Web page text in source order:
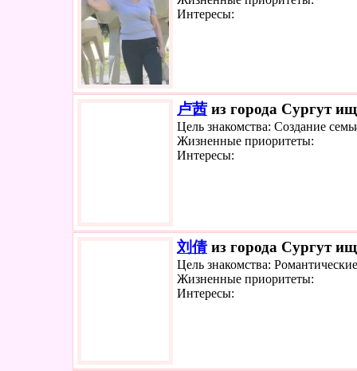
Интересы:
卢茜 из города Сургут
Цель знакомства: Создание
Жизненные приоритеты:
Интересы:
刘倩из города Сургут
Цель знакомства:
Жизненные приоритеты:
Интересы: